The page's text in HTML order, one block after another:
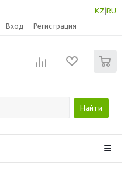
KZ RU
Вход Регистрация
Найти